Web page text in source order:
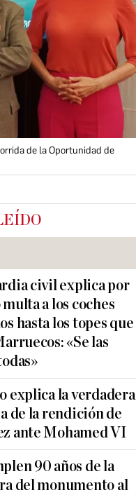
de la Oportunidad de
civil explica por
a los coches
hasta los topes que
«Se las
explica la verdadera
de la rendición de
ante Mohamed VI
90 años de la
del monumento al